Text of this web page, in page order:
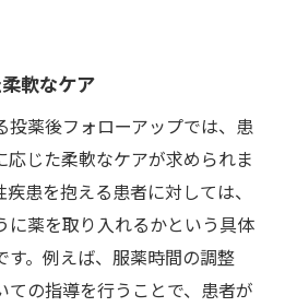
軟なケア
投薬後フォローアップでは、患
じた柔軟なケアが求められま
患を抱える患者に対しては、
に薬を取り入れるかという具体
す。例えば、服薬時間の調整
の指導を行うことで、患者が